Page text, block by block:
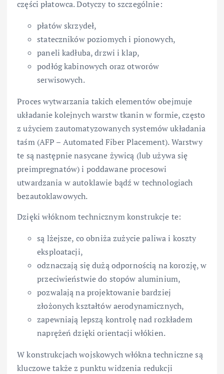
części płatowca. Dotyczy to szczególnie:
płatów skrzydeł,
stateczników poziomych i pionowych,
paneli kadłuba, drzwi i klap,
podłóg kabinowych oraz otworów
serwisowych.
Proces wytwarzania takich elementów obejmuje
układanie kolejnych warstw tkanin w formie, często
z użyciem zautomatyzowanych systemów układania
taśm (AFP – Automated Fiber Placement). Warstwy
te są następnie nasycane żywicą (lub używa się
preimpregnatów) i poddawane procesowi
utwardzania w autoklawie bądź w technologiach
bezautoklawowych.
Dzięki włóknom technicznym konstrukcje te:
są lżejsze, co obniża zużycie paliwa i koszty
eksploatacji,
odznaczają się dużą odpornością na korozję, w
przeciwieństwie do stopów aluminium,
pozwalają na projektowanie bardziej
złożonych kształtów aerodynamicznych,
zapewniają lepszą kontrolę nad rozkładem
naprężeń dzięki orientacji włókien.
W konstrukcjach wojskowych włókna techniczne są
kluczowe także z punktu widzenia redukcji